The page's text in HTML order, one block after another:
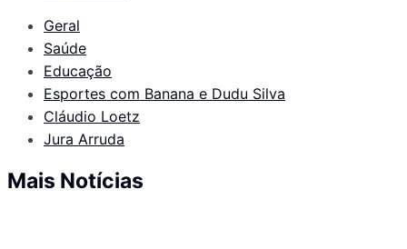
Geral
Saúde
Educação
Esportes com Banana e Dudu Silva
Cláudio Loetz
Jura Arruda
Mais Notícias